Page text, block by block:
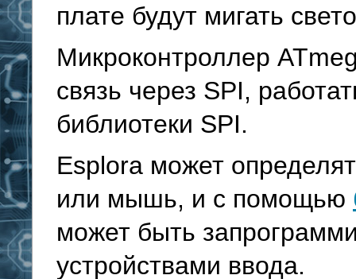
плате будут мигать
Микроконтроллер
связь через SPI,
библиотеки SPI.
Esplora может
или мышь, и с помощью
может быть
устройствами ввода.